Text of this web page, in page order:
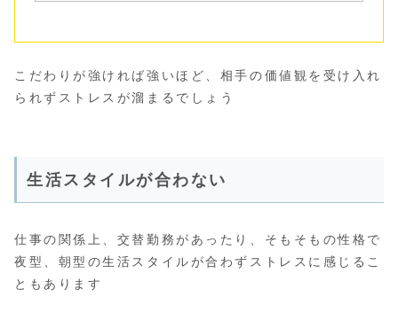
こだわりが強ければ強いほど、相手の価値観を受け入れ
られずストレスが溜まるでしょう
生活スタイルが合わない
仕事の関係上、交替勤務があったり、そもそもの性格で
夜型、朝型の生活スタイルが合わずストレスに感じるこ
ともあります